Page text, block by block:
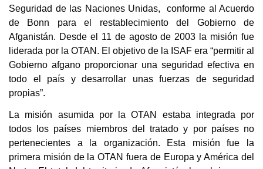
Seguridad de las Naciones Unidas,
conforme al Acuerdo
de Bonn para el restablecimiento del Gobierno de
Afganistán. Desde el 11 de agosto de 2003 la misión fue
liderada por la OTAN. El objetivo de la ISAF era “permitir al
Gobierno afgano proporcionar una seguridad efectiva en
todo el país y desarrollar unas fuerzas de seguridad
propias”.
La misión asumida por la OTAN estaba integrada por
todos los países miembros del tratado y por países no
pertenecientes a la organización. Esta misión fue la
primera misión de la OTAN fuera de Europa y América del